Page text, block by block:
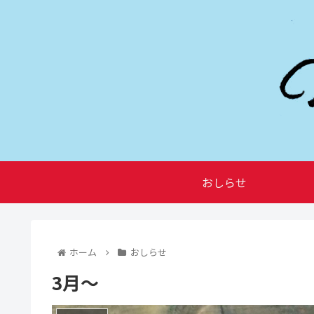
おしらせ
ホーム おしらせ
3月～